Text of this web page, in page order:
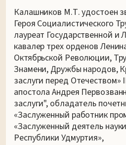
Калашников М.Т. удостоен
Героя Социалистического
лауреат Государственной и
кавалер трех орденов
Октябрьской Революции,
Знамени, Дружбы народов,
заслуги перед Отечеством»
апостола Андрея
заслуги", обладатель
«Заслуженный работник
«Заслуженный деятель
Республики Удмуртия»,